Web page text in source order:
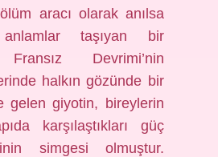
aracı olarak anılsa
taşıyan bir
Devrimi’nin
halkın gözünde bir
gelen giyotin, bireylerin
karşılaştıkları güç
simgesi olmuştur.